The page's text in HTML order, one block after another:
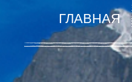
ГЛАВНАЯ